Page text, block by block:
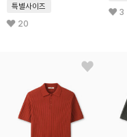
특별사이즈
20
3